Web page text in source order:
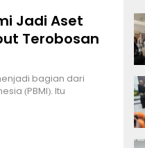
Jadi Aset
Terobosan
bagian dari
(PBMI). Itu